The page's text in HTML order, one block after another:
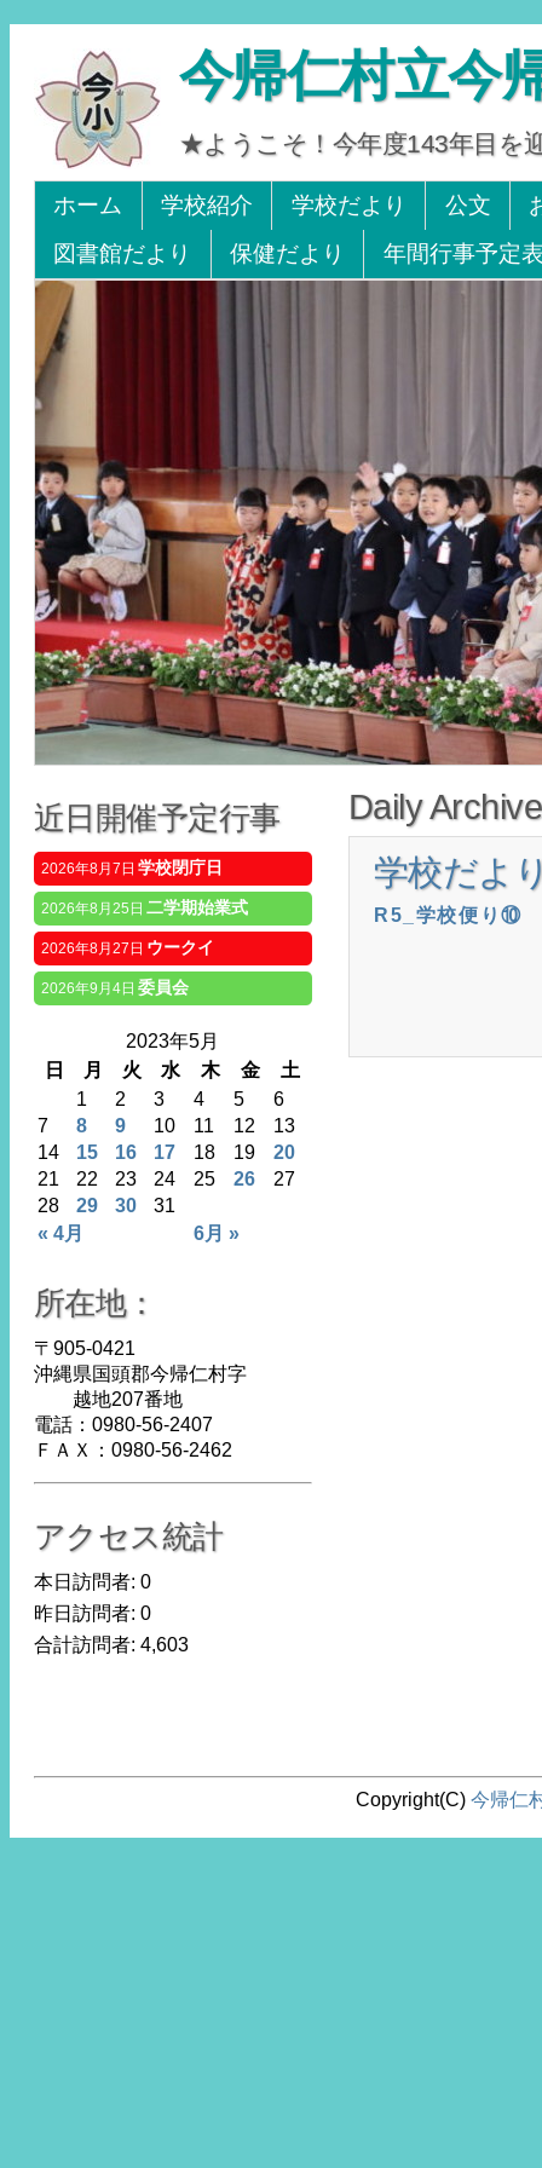
今帰仁村立今
★ようこそ！今年度143年目を
Tel 0980-56-2405. Fax 0980-56-2242
ホーム 学校紹介 学校だより 公文
図書館だより
保健だより 年間行事予定
Daily
学校だ
R5_学校便り⑩
近日開催予定行事
2026年8月7日 学校閉庁日
2026年8月25日 二学期始業式
2026年8月27日 ウークイ
2026年9月4日 委員会
2023年5月
日
月 火 水 木 金 土
« 4月 6月 »
1 2 3 4 5
6
7
8 9 10 11 12
13
14
15 16 17 18 19
20
21
22 23 24 25 26
27
28
29 30 31
所在地：
〒905-0421
沖縄県国頭郡今帰仁村字
越地207番地
電話：0980-56-2407
ＦＡＸ：0980-56-2462
アクセス統計
本日訪問者: 0
昨日訪問者: 0
合計訪問者: 4,603
Copyright(C)今帰仁